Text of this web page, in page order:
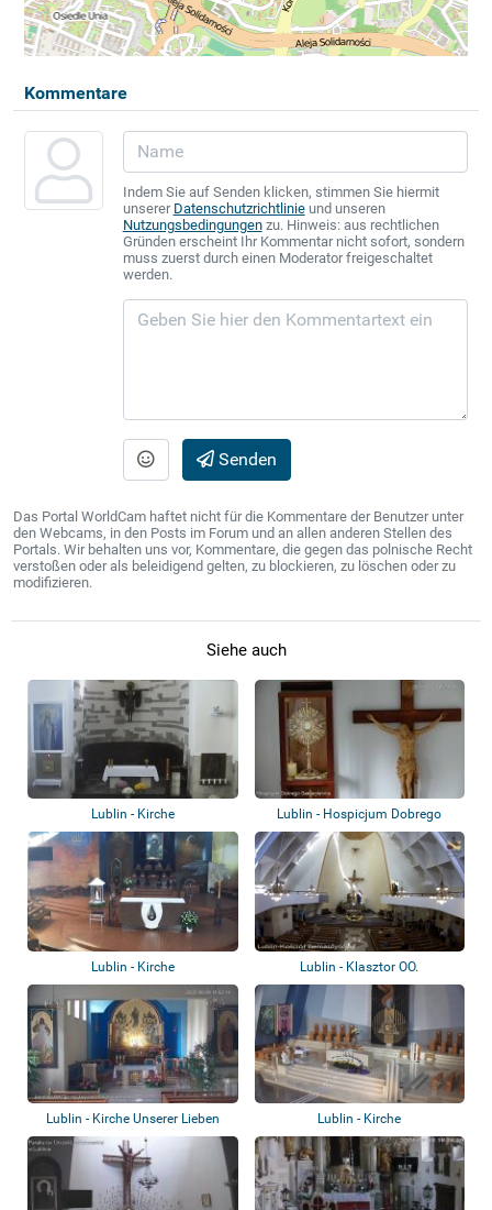
Kommentare
Indem Sie auf Senden klicken, stimmen Sie hiermit
unserer Datenschutzrichtlinieund unseren
Nutzungsbedingungenzu. Hinweis: aus rechtlichen
Gründen erscheint Ihr Kommentar nicht sofort, sondern
muss zuerst durch einen Moderator freigeschaltet
werden.
Senden
Das Portal WorldCam haftet nicht für die Kommentare der Benutzer unter
den Webcams, in den Posts im Forum und an allen anderen Stellen des
Portals. Wir behalten uns vor, Kommentare, die gegen das polnische Recht
verstoßen oder als beleidigend gelten, zu blockieren, zu löschen oder zu
modifizieren.
Siehe auch
Lublin - Kirche
Lublin - Hospicjum Dobrego
Samarytanina...
Lublin - Kirche
Lublin - Klasztor OO.
Bernardynów
Lublin - Kirche Unserer Lieben
Frau, Hil...
Lublin - Kirche